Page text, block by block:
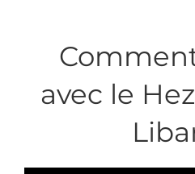
avec le